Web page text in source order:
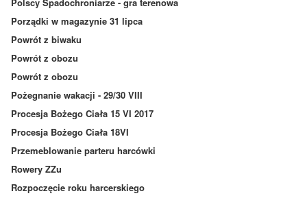
Porządki w magazynie 31 lipca
Powrót z biwaku
Powrót z obozu
Powrót z obozu
Pożegnanie wakacji - 29/30 VIII
Procesja Bożego Ciała 15 VI 2017
Procesja Bożego Ciała 18VI
Przemeblowanie parteru harcówki
Rowery ZZu
Rozpoczęcie roku harcerskiego